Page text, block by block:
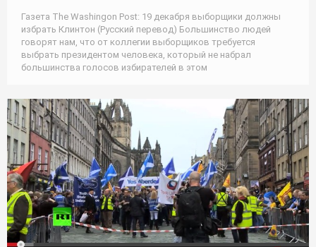
Газета The Washingon Post: 19 декабря выборщики должны
избрать Клинтон (Русский перевод) Большинство людей
говорят нам, что от коллегии выборщиков требуется
выбрать президентом человека, который не набрал
большинства голосов избирателей в этом